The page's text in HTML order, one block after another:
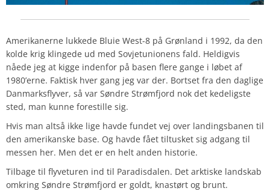
Amerikanerne lukkede Bluie West-8 på Grønland i 1992, da den
kolde krig klingede ud med Sovjetunionens fald. Heldigvis
nåede jeg at kigge indenfor på basen flere gange i løbet af
1980’erne. Faktisk hver gang jeg var der. Bortset fra den daglige
Danmarksflyver, så var Søndre Strømfjord nok det kedeligste
sted, man kunne forestille sig.
Hvis man altså ikke lige havde fundet vej over landingsbanen til
den amerikanske base. Og havde fået tiltusket sig adgang til
messen her. Men det er en helt anden historie.
Tilbage til flyveturen ind til Paradisdalen. Det arktiske landskab
omkring Søndre Strømfjord er goldt, knastørt og brunt.